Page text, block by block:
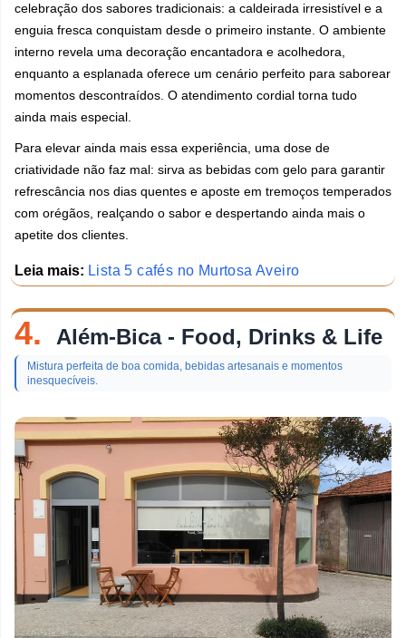
celebração dos sabores tradicionais: a caldeirada irresistível e a
enguia fresca conquistam desde o primeiro instante. O ambiente
interno revela uma decoração encantadora e acolhedora,
enquanto a esplanada oferece um cenário perfeito para saborear
momentos descontraídos. O atendimento cordial torna tudo
ainda mais especial.
Para elevar ainda mais essa experiência, uma dose de
criatividade não faz mal: sirva as bebidas com gelo para garantir
refrescância nos dias quentes e aposte em tremoços temperados
com orégãos, realçando o sabor e despertando ainda mais o
apetite dos clientes.
Leia mais: Lista 5 cafés no Murtosa Aveiro
4. Além-Bica - Food, Drinks & Life
Mistura perfeita de boa comida, bebidas artesanais e momentos
inesquecíveis.